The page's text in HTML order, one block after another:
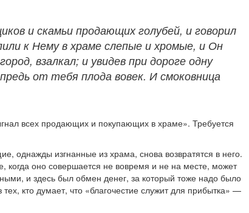
и скамьи продающих голубей, и говорил
к Нему в храме слепые и хромые, и Он
взалкал; и увидев при дороге одну
от тебя плода вовек. И смоковница
всех продающих и покупающих в храме». Требуется
однажды изгнанные из храма, снова возвратятся в него.
когда оно совершается не вовремя и не на месте, может
и здесь был обмен денег, за который тоже надо было
кто думает, что «благочестие служит для прибытка» —